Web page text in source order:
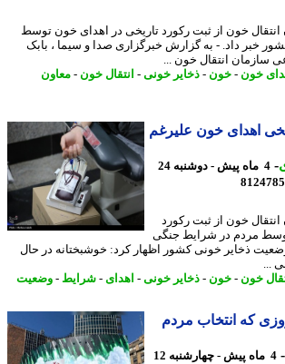
خون از ثبت رکورد تاریخی در اهدای خون توسط
داد. - به گزارش خبرگزاری صدا و سیما ، بابک
انتقال خون ...
خون-خون-ذخایر خونی-انتقال خون-معاون
اهدای خون علیرغم
4 ماه پیش - دوشنبه 24
خون از ثبت رکورد
مردم در شرایط جنگی
ذخایر خونی کشور اظهار کرد: خوشبختانه در حال
خون-خون-ذخایر خونی-اهدای- شرایط -وضعیت
که انتخاب مردم
4 ماه پیش - چهارشنبه 12